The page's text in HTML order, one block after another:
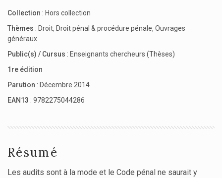
Collection : Hors collection
Thèmes : Droit, Droit pénal & procédure pénale, Ouvrages
généraux
Public(s) / Cursus : Enseignants chercheurs (Thèses)
1re édition
Parution : Décembre 2014
EAN13 : 9782275044286
Résumé
Les audits sont à la mode et le Code pénal ne saurait y